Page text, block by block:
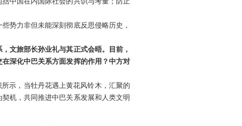
势力非但未能深刻彻底反思侵略历史，
文旅部长孙业礼与其正式会晤。目前，
深化中巴关系方面发挥的作用？中方对
示，当牡丹花遇上黄花风铃木，汇聚的
机，共同推进中巴关系发展和人类文明